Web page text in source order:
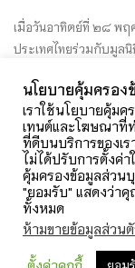
เมื่อวันอาทิตย์ที่ ๒๘ พ
ประเทศไทยร่วมกับมูลนิ
อ่านเพิ่มเติม
นโยบายคุ้มครอ
เราใช้นโยบายคุ้ม
เทนต์และโฆษณาที่
ที่ดีบนบริการของเร
ไม่ได้ปรับการตั้งค่า
คุ้มครองข้อมูลส่วน
"ยอมรับ" แสดงว่า
ทั้งหมด
ห้ามขายข้อมูลส่วน
ตั้งค่าคุกกี้ ยอม